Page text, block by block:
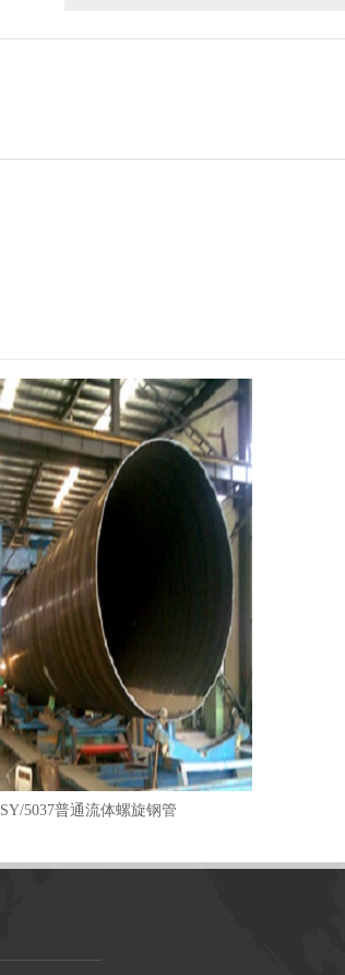
SY/5037普通流体螺旋钢管